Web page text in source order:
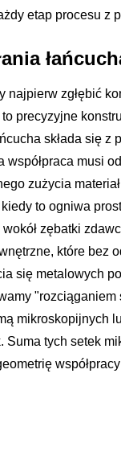
etap procesu z
zgłębić
precyzyjne
składa się z
musi
zużycia
to ogniwa
zębatki
które bez
się metalowych
mikroskopijnych
tych setek